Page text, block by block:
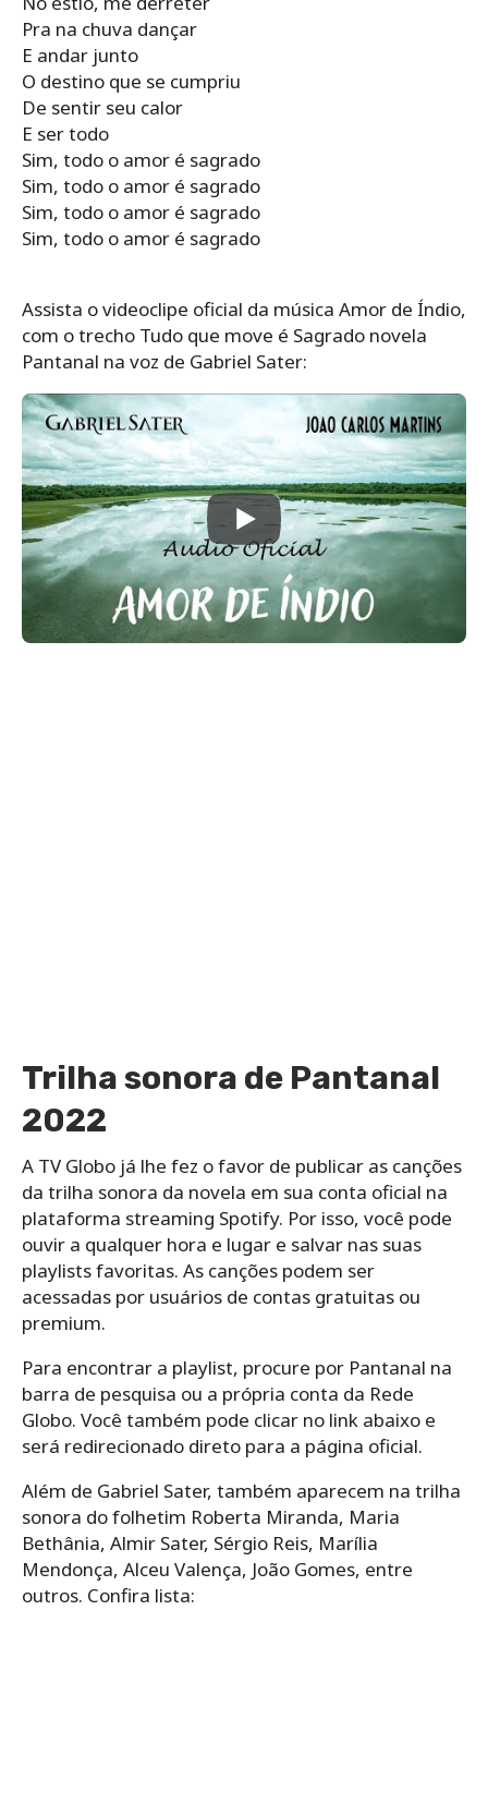
Pra na chuva dançar
E andar junto
O destino que se cumpriu
De sentir seu calor
E ser todo
Sim, todo o amor é sagrado
Sim, todo o amor é sagrado
Sim, todo o amor é sagrado
Sim, todo o amor é sagrado
Assista o videoclipe oficial da música Amor de Índio,
com o trecho Tudo que move é Sagrado novela
Pantanal na voz de Gabriel Sater:
Trilha sonora de Pantanal
2022
A TV Globo já lhe fez o favor de publicar as canções
da trilha sonora da novela em sua conta oficial na
plataforma streaming Spotify. Por isso, você pode
ouvir a qualquer hora e lugar e salvar nas suas
playlists favoritas. As canções podem ser
acessadas por usuários de contas gratuitas ou
premium.
Para encontrar a playlist, procure por Pantanal na
barra de pesquisa ou a própria conta da Rede
Globo. Você também pode clicar no link abaixo e
será redirecionado direto para a página oficial.
Além de Gabriel Sater, também aparecem na trilha
sonora do folhetim Roberta Miranda, Maria
Bethânia, Almir Sater, Sérgio Reis, Marília
Mendonça, Alceu Valença, João Gomes, entre
outros. Confira lista: